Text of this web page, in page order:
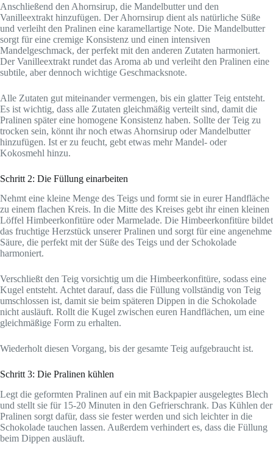
Anschließend den Ahornsirup, die Mandelbutter und den
Vanilleextrakt hinzufügen. Der Ahornsirup dient als natürliche Süße
und verleiht den Pralinen eine karamellartige Note. Die Mandelbutter
sorgt für eine cremige Konsistenz und einen intensiven
Mandelgeschmack, der perfekt mit den anderen Zutaten harmoniert.
Der Vanilleextrakt rundet das Aroma ab und verleiht den Pralinen eine
subtile, aber dennoch wichtige Geschmacksnote.
Alle Zutaten gut miteinander vermengen, bis ein glatter Teig entsteht.
Es ist wichtig, dass alle Zutaten gleichmäßig verteilt sind, damit die
Pralinen später eine homogene Konsistenz haben. Sollte der Teig zu
trocken sein, könnt ihr noch etwas Ahornsirup oder Mandelbutter
hinzufügen. Ist er zu feucht, gebt etwas mehr Mandel- oder
Kokosmehl hinzu.
Schritt 2: Die Füllung einarbeiten
Nehmt eine kleine Menge des Teigs und formt sie in eurer Handfläche
zu einem flachen Kreis. In die Mitte des Kreises gebt ihr einen kleinen
Löffel Himbeerkonfitüre oder Marmelade. Die Himbeerkonfitüre bildet
das fruchtige Herzstück unserer Pralinen und sorgt für eine angenehme
Säure, die perfekt mit der Süße des Teigs und der Schokolade
harmoniert.
Verschließt den Teig vorsichtig um die Himbeerkonfitüre, sodass eine
Kugel entsteht. Achtet darauf, dass die Füllung vollständig von Teig
umschlossen ist, damit sie beim späteren Dippen in die Schokolade
nicht ausläuft. Rollt die Kugel zwischen euren Handflächen, um eine
gleichmäßige Form zu erhalten.
Wiederholt diesen Vorgang, bis der gesamte Teig aufgebraucht ist.
Schritt 3: Die Pralinen kühlen
Legt die geformten Pralinen auf ein mit Backpapier ausgelegtes Blech
und stellt sie für 15-20 Minuten in den Gefrierschrank. Das Kühlen der
Pralinen sorgt dafür, dass sie fester werden und sich leichter in die
Schokolade tauchen lassen. Außerdem verhindert es, dass die Füllung
beim Dippen ausläuft.